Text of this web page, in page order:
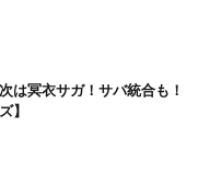
は冥衣サガ！サバ統合も！
】